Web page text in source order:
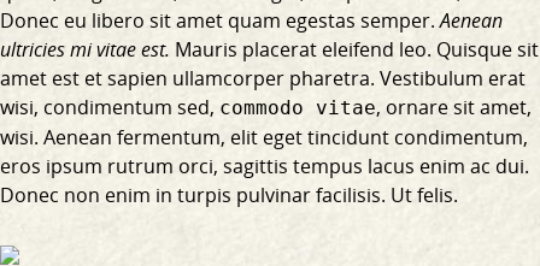
Donec eu libero sit amet quam egestas semper.Aenean
ultricies mi vitae est. Mauris placerat eleifend leo. Quisque sit
amet est et sapien ullamcorper pharetra. Vestibulum erat
wisi, condimentum sed, commodo vitae, ornare sit amet,
wisi. Aenean fermentum, elit eget tincidunt condimentum,
eros ipsum rutrum orci, sagittis tempus lacus enim ac dui.
Donec non enim in turpis pulvinar facilisis. Ut felis.